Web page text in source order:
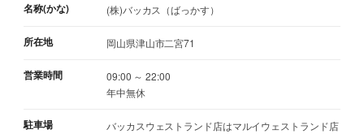
名称(かな) (株)バッカス（ばっかす）
所在地 岡山県津山市二宮71
営業時間
09:00 ～ 22:00
年中無休
駐車場
バッカスウェストランド店はマルイウェストランド店